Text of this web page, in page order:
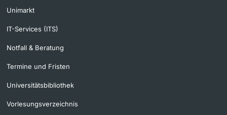
Unimarkt
IT-Services (ITS)
Notfall & Beratung
Termine und Fristen
Universitätsbibliothek
Vorlesungsverzeichnis